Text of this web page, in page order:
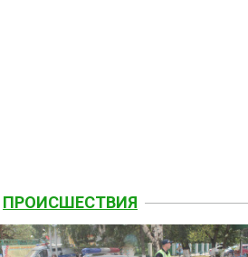
ПРОИСШЕСТВИЯ